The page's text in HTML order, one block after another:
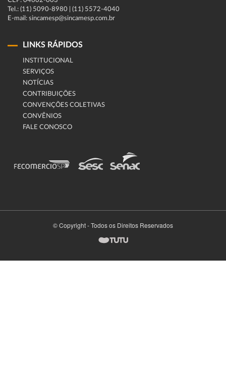
Tel.: (11) 5090-8980 | (11) 5572-4040
E-mail: sincamesp@sincamesp.com.br
LINKS RÁPIDOS
INSTITUCIONAL
SERVIÇOS
NOTÍCIAS
CONTRIBUIÇÕES
CONVENÇÕES COLETIVAS
CONVÊNIOS
FALE CONOSCO
© Copyright - Todos os Direitos Reservados